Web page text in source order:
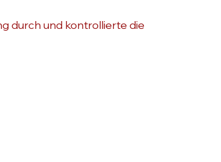
durch und kontrollierte die